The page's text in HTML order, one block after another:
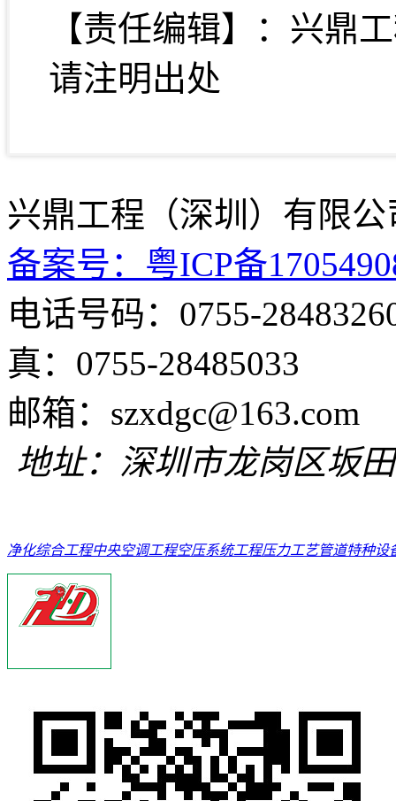
【责任编辑】：兴鼎
请注明出处
兴鼎工程（深圳
备案号：粤ICP备
电话号码：
真：0755-28485033
邮箱：
地址：深圳市龙岗区坂
净化综合工程中央空调工程空压系统工程压力工艺管道特种设